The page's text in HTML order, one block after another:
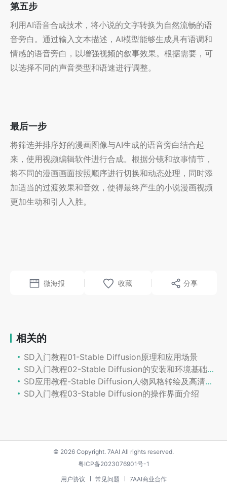
第五步
利用AI语音合成技术，将小说的文字转换为自然流畅的语
音旁白。通过输入文本描述，AI模型能够生成具有语调和
情感的语音旁白，以增强视频的叙事效果。根据需要，可
以选择不同的声音类型和语速进行调整。
最后一步
将筛选并排序好的漫画图像与AI生成的语音旁白结合起
来，使用视频编辑软件进行合成。根据分镜和故事情节，
将不同的漫画画面按照顺序进行切换和动态处理，同时添
加适当的过渡效果和音效，使得最终产生的小说漫画视频
更加生动和引人入胜。
微海报 分享
相关的
SD入门教程01-Stable Diffusion原理和应用场景
SD入门教程02-Stable Diffusion的安装和环境基础配置。
SD应用教程-Stable Diffusion人物风格转绘及高清重绘
SD入门教程03-Stable Diffusion的操作界面介绍
© 2026 Copyright. 7AAI All rights reserved.
粤ICP备2023076901号-1
用户协议
常见问题 7AAI商业合作